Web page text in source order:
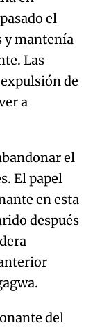
el
y mantenía
Las
de
a
el
El papel
en esta
después
del